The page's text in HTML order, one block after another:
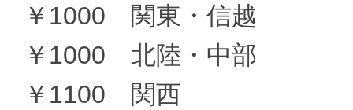
￥1000 関東・信越
￥1000 北陸・中部
￥1100 関西